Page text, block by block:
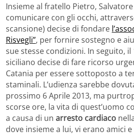
Insieme al fratello Pietro,
comunicare con gli occhi,
scansione) decise di fondare
Risvegli”, per fornire sostegno e
sue stesse condizioni. In seguito, il
siciliano decise di fare ricorso
Catania per essere sottoposto a
staminali. L’udienza sarebbe
prossimo 6 Aprile 2013, ma
scorse ore, la vita di quest’uomo
a causa di un arresto cardiaco
dove insieme a lui, vi erano amici